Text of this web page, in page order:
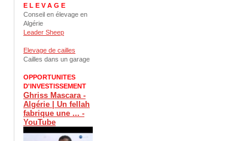
E L E V A G E
Conseil en élevage en
Algérie
Leader Sheep
Elevage de cailles
Cailles dans un garage
OPPORTUNITES
D'INVESTISSEMENT
Ghriss Mascara -
Algérie | Un fellah
fabrique une ... -
YouTube